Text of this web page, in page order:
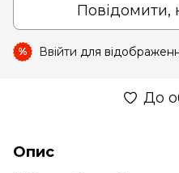
Повідомити,
% Ввійти для
До
Опис